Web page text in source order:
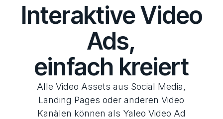
Interaktive Video
Ads,
einfach kreiert
Alle Video Assets aus Social Media,
Landing Pages oder anderen Video
Kanälen können als Yaleo Video Ad